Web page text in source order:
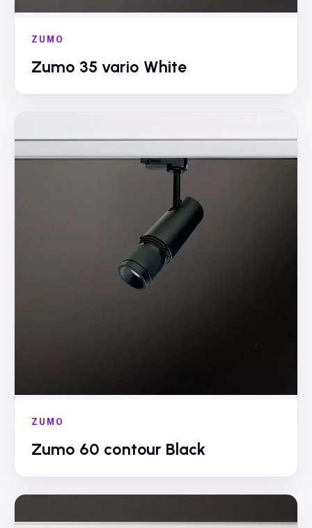
ZUMO
Zumo 35 vario White
ZUMO
Zumo 60 contour Black